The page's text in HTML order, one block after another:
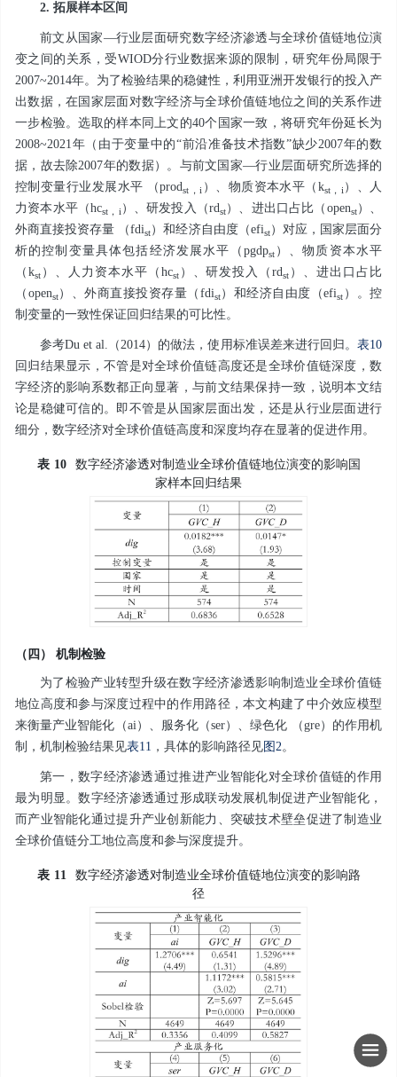
2. 拓展样本区间
前文从国家—行业层面研究数字经济渗透与全球价值链地位演
变之间的关系，受WIOD分行业数据来源的限制，研究年份局限于
2007~2014年。为了检验结果的稳健性，利用亚洲开发银行的投入产
出数据，在国家层面对数字经济与全球价值链地位之间的关系作进
一步检验。选取的样本同上文的40个国家一致，将研究年份延长为
2008~2021年（由于变量中的“前沿准备技术指数”缺少2007年的数
据，故去除2007年的数据）。与前文国家—行业层面研究所选择的
控制变量行业发展水平 （prodst ，i ）、物质资本水平（ kst， i ）、人
力资本水平（hcst ， i ）、研发投入（rdst）、进出口占比（ openst）、
外商直接投资存量 （fdist）和经济自由度（efist）对应，国家层面分
析的控制变量具体包括经济发展水平（ pgdpst）、物质资本水平
（ kst）、人力资本水平（ hcst）、研发投入（rdst ）、进出口占比
（ openst）、外商直接投资存量（ fdist）和经济自由度（efist ）。控
制变量的一致性保证回归结果的可比性。
参考Du et al.（2014）的做法，使用标准误差来进行回归。 表10
回归结果显示，不管是对全球价值链高度还是全球价值链深度，数
字经济的影响系数都正向显著，与前文结果保持一致，说明本文结
论是稳健可信的。即不管是从国家层面出发，还是从行业层面进行
细分，数字经济对全球价值链高度和深度均存在显著的促进作用。
表 10
数字经济渗透对制造业全球价值链地位演变的影响国
家样本回归结果
（四） 机制检验
为了检验产业转型升级在数字经济渗透影响制造业全球价值链
地位高度和参与深度过程中的作用路径，本文构建了中介效应模型
来衡量产业智能化（ai）、服务化（ser）、绿色化 （gre）的作用机
制，机制检验结果见表11 ，具体的影响路径见图2。
第一，数字经济渗透通过推进产业智能化对全球价值链的作用
最为明显。数字经济渗透通过形成联动发展机制促进产业智能化，
而产业智能化通过提升产业创新能力、突破技术壁垒促进了制造业
全球价值链分工地位高度和参与深度提升。
表 11
数字经济渗透对制造业全球价值链地位演变的影响路
径